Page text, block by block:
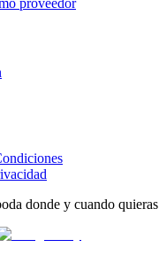
donde y cuando quieras